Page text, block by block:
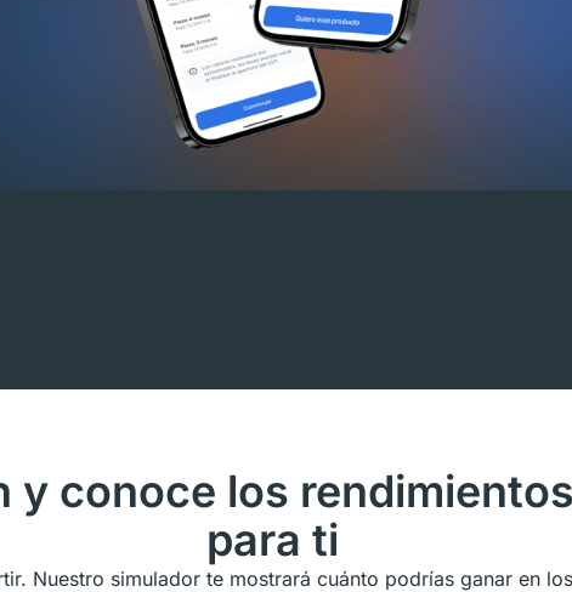
y conoce los
para ti
Nuestro simulador te mostrará cuánto podrías ganar en